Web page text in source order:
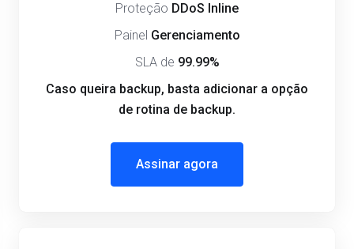
Proteção DDoS Inline
Painel Gerenciamento
SLA de 99.99%
Caso queira backup, basta adicionar a opção
de rotina de backup.
Assinar agora